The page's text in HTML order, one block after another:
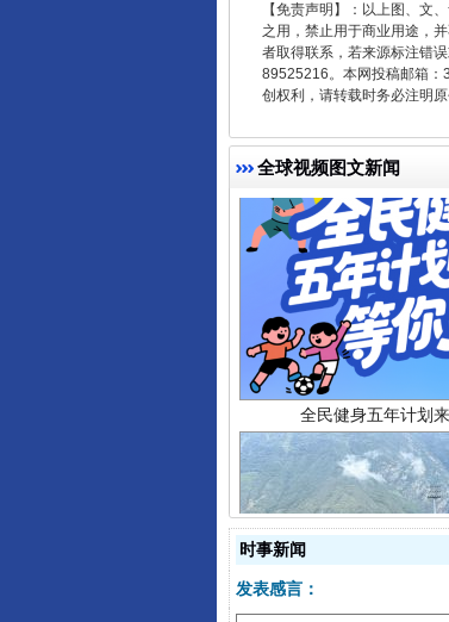
【免责声明】：以上图、文
之用，禁止用于商业用途，
者取得联系，若来源标注错
89525216。本网投稿邮箱：
创权利，请转载时务必注明
全球视频图文新闻
全民健身五年计划
时事新闻
发表感言：